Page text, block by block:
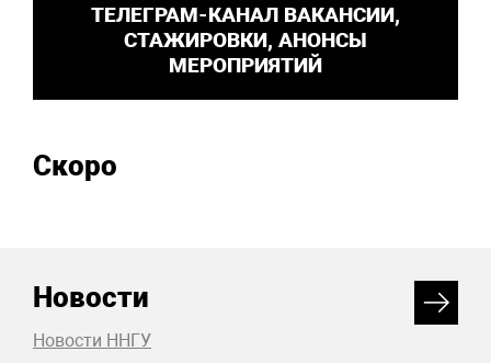
ТЕЛЕГРАМ-КАНАЛ ВАКАНСИИ,
СТАЖИРОВКИ, АНОНСЫ
МЕРОПРИЯТИЙ
Скоро
Новости
Новости ННГУ